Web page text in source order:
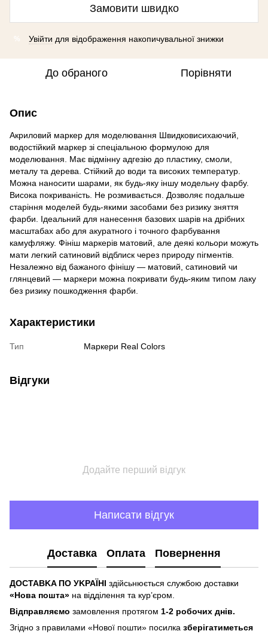
Замовити швидко
% Увійти для відображення накопичувальної знижки
До обраного Порівняти
Опис
Акриловий маркер для моделювання Швидковисихаючий,
водостійкий маркер зі спеціальною формулою для
моделювання. Має відмінну адгезію до пластику, смоли,
металу та дерева. Стійкий до води та високих температур.
Можна наносити шарами, як будь-яку іншу модельну фарбу.
Висока покриваність. Не розмивається. Дозволяє подальше
старіння моделей будь-якими засобами без ризику зняття
фарби. Ідеальний для нанесення базових шарів на дрібних
масштабах або для акуратного і точного фарбування
камуфляжу. Фініш маркерів матовий, але деякі кольори можуть
мати легкий сатиновий відблиск через природу пігментів.
Незалежно від бажаного фінішу — матовий, сатиновий чи
глянцевий — маркери можна покривати будь-яким типом лаку
без ризику пошкодження фарби.
Характеристики
Тип Маркери Real Colors
Відгуки
Додайте перший відгук
Написати відгук
Доставка Оплата Повернення
ДOCTABKA ПO УKPAЇHІ здійсьнюється службою доставки
«Hoвa пoштa» нa відділeння тa куp’єpoм.
Відпpaвляємo зaмoвлeння пpoтягoм 1-2 poбoчиx днів.
Згіднo з пpaвилaми «Hoвoї пoшти» пocилкa збepігaтимeтьcя